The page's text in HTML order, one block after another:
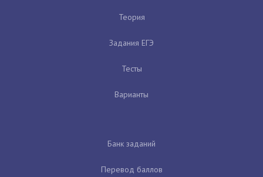
Теория
Задания ЕГЭ
Тесты
Варианты
Банк заданий
Перевод баллов